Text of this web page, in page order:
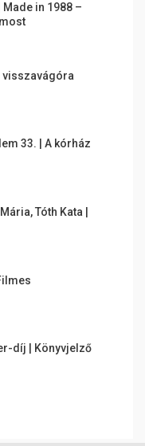
in 1988 –
visszavágóra
33. | A kórház
Tóth Kata |
díj | Könyvjelző